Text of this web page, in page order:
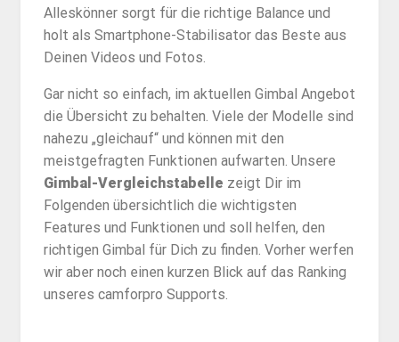
Alleskönner sorgt für die richtige Balance und
holt als Smartphone-Stabilisator das Beste aus
Deinen Videos und Fotos.
Gar nicht so einfach, im aktuellen Gimbal Angebot
die Übersicht zu behalten. Viele der Modelle sind
nahezu „gleichauf“ und können mit den
meistgefragten Funktionen aufwarten. Unsere
Gimbal-Vergleichstabelle zeigt Dir im
Folgenden übersichtlich die wichtigsten
Features und Funktionen und soll helfen, den
richtigen Gimbal für Dich zu finden. Vorher werfen
wir aber noch einen kurzen Blick auf das Ranking
unseres camforpro Supports.